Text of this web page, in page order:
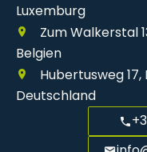
Luxemburg
Zum Walkerstal
Belgien
Hubertusweg
Deutschland